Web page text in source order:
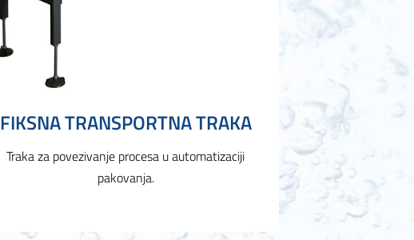
FIKSNA TRANSPORTNA TRAKA
Traka za povezivanje procesa u automatizaciji
pakovanja.